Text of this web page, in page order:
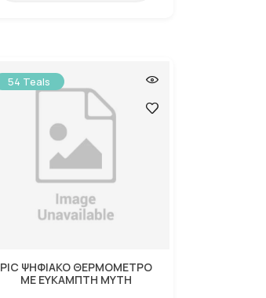
54 Teals
PIC ΨΗΦΙΑΚΟ ΘΕΡΜΟΜΕΤΡΟ
ΜΕ ΕΥΚΑΜΠΤΗ ΜΥΤΗ